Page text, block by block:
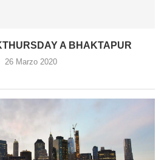
A BHAKTAPUR
26 Marzo 2020